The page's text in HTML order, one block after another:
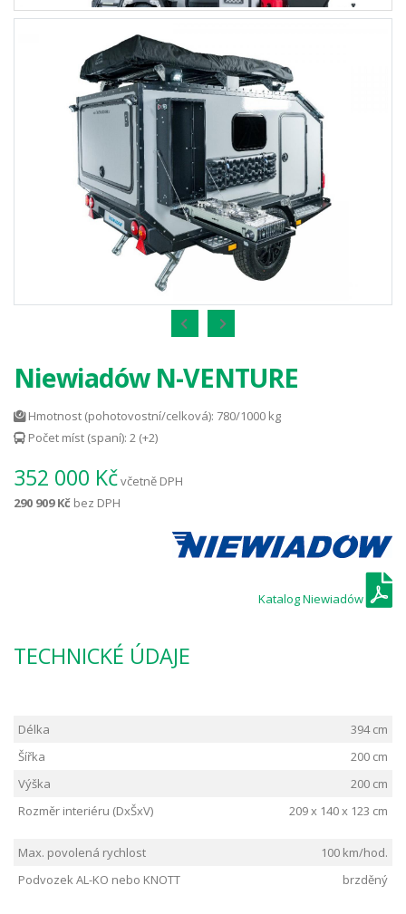
Niewiadów N-VENTURE
Hmotnost (pohotovostní/celková): 780/1000 kg
Počet míst (spaní): 2 (+2)
352 000 Kčvčetně DPH
290 909 Kč bez DPH
Katalog Niewiadów
TECHNICKÉ ÚDAJE
Délka
394 cm
Šířka
200 cm
Výška
200 cm
Rozměr interiéru (DxŠxV)
209 x 140 x 123 cm
Max. povolená rychlost
100 km/hod.
Podvozek AL-KO nebo KNOTT
brzděný